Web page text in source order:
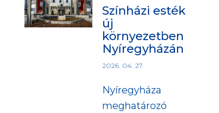
Színházi esték
új
környezetben
Nyíregyházán
2026. 04. 27.
Nyíregyháza
meghatározó